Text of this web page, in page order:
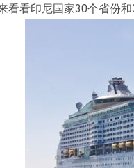
看看印尼国家30个省份